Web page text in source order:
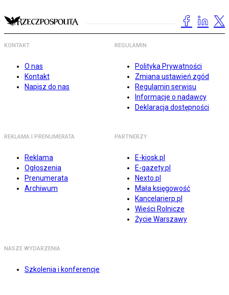
KONTAKT
O nas
Kontakt
Napisz do nas
REGULAMIN
Polityka Prywatności
Zmiana ustawień zgód
Regulamin serwisu
Informacje o nadawcy
Deklaracja dostępności
REKLAMA I PRENUMERATA
Reklama
Ogłoszenia
Prenumerata
Archiwum
PARTNERZY
E-kiosk.pl
E-gazety.pl
Nexto.pl
Mała księgowość
Kancelarierp.pl
Wieści Rolnicze
Życie Warszawy
NASZE WYDARZENIA
Szkolenia i konferencje